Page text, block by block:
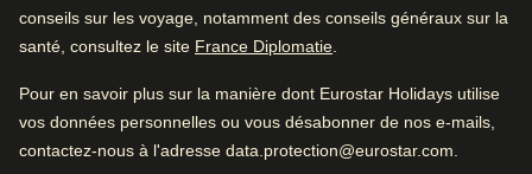
Avis des utilisatrices et utilisateurs, 4.5 sur 5, Excellent
4.5 /5 Excellent
Voir les commentaires
Excellent hôtel citadin
L'essentiel
conseils sur les voyage, notamment des conseils généraux sur la
santé, consultez le site France Diplomatie(
Pour en savoir plus sur la manière dont Eurostar Holidays utilise
vos données personnelles ou vous désabonner de nos e-mails,
contactez-nous à l'adresse data.protection@eurostar.com.